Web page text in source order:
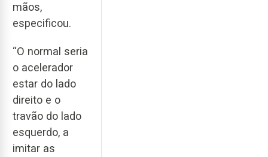
mãos,
especificou.
“O normal seria
o acelerador
estar do lado
direito e o
travão do lado
esquerdo, a
imitar as